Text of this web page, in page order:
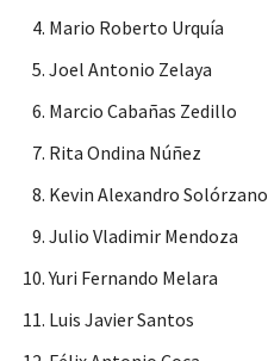
Mario Roberto Urquía
Joel Antonio Zelaya
Marcio Cabañas Zedillo
Rita Ondina Núñez
Kevin Alexandro Solórzano
Julio Vladimir Mendoza
Yuri Fernando Melara
Luis Javier Santos